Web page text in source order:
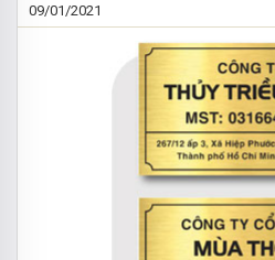
09/01/2021